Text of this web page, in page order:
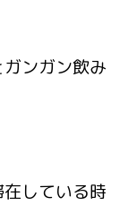
ンガン飲み
している時